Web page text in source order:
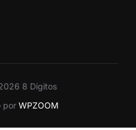
8 Digitos
por WPZOOM